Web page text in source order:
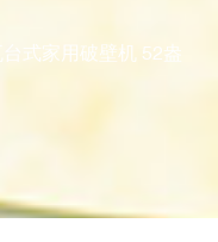
式家用破壁机 52盎